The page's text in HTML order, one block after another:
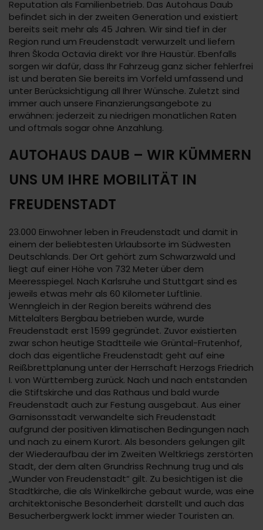
Reputation als Familienbetrieb. Das Autohaus Daub
befindet sich in der zweiten Generation und existiert
bereits seit mehr als 45 Jahren. Wir sind tief in der
Region rund um Freudenstadt verwurzelt und liefern
Ihren Škoda Octavia direkt vor Ihre Haustür. Ebenfalls
sorgen wir dafür, dass Ihr Fahrzeug ganz sicher fehlerfrei
ist und beraten Sie bereits im Vorfeld umfassend und
unter Berücksichtigung all Ihrer Wünsche. Zuletzt sind
immer auch unsere Finanzierungsangebote zu
erwähnen: jederzeit zu niedrigen monatlichen Raten
und oftmals sogar ohne Anzahlung.
AUTOHAUS DAUB – WIR KÜMMERN
UNS UM IHRE MOBILITÄT IN
FREUDENSTADT
23.000 Einwohner leben in Freudenstadt und damit in
einem der beliebtesten Urlaubsorte im Südwesten
Deutschlands. Der Ort gehört zum Schwarzwald und
liegt auf einer Höhe von 732 Meter über dem
Meeresspiegel. Nach Karlsruhe und Stuttgart sind es
jeweils etwas mehr als 60 Kilometer Luftlinie.
Wenngleich in der Region bereits während des
Mittelalters Bergbau betrieben wurde, wurde
Freudenstadt erst 1599 gegründet. Zuvor existierten
zwar schon heutige Stadtteile wie Grüntal-Frutenhof,
doch das eigentliche Freudenstadt geht auf eine
Reißbrettplanung unter der Herrschaft Herzogs Friedrich
I. von Württemberg zurück. Nach und nach entstanden
die Stiftskirche und das Rathaus und bald wurde
Freudenstadt auch zur Festung ausgebaut. Aus einer
Garnisonsstadt verwandelte sich Freudenstadt
aufgrund der positiven klimatischen Bedingungen nach
und nach zu einem Kurort. Als besonders gelungen gilt
der Wiederaufbau der im Zweiten Weltkriegs zerstörten
Stadt, der dem alten Grundriss Rechnung trug und als
„Wunder von Freudenstadt“ gilt. Zu besichtigen ist die
Stadtkirche, die als Winkelkirche gebaut wurde, was eine
architektonische Besonderheit darstellt und auch das
Besucherbergwerk lockt immer wieder Touristen an.